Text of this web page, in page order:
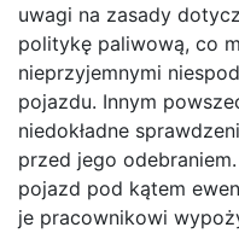
uwagi na zasady
politykę paliwową, co
nieprzyjemnymi
pojazdu. Innym
niedokładne
przed jego
pojazd pod kątem
je pracownikowi